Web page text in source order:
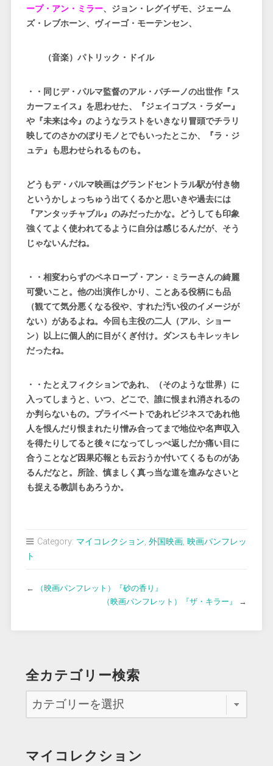
ープ・アン・ミラー、ジョン・レグイザモ、ジェーム
ズ・レブホーン、ヴィーゴ・モーテンセン、
（音楽） パトリック・ドイル
・・同じデ・パルマ監督のアル・パチーノの出世作『ス
カーフェイス』を思わせた、『ジェイコブス・ラダー』
や『未来は今』のようなラストをいきなり冒頭でチラリ
映してのさかのぼりモノとでもいったとこか、『ラ・ジ
ュテ』も思わせられるものも。
どうもデ・パルマ映画はグランドセントラル駅が付き物
というかしょっちゅう出てくるかと思いきや過去には
『アンタッチャブル』のみだったかな。どうしても印象
強くてよく使われてるように自分は感じるんだが、そう
じゃないんだね。
・・相変わらずのペネロープ・アン・ミラーさんの綺麗
可愛いこと。他の出演作しかり、ことある役柄にも品
（観てて気分悪くなる役や、すれた汚い役のイメージが
ない）があるよね。今回も主役の二人（アル、ショー
ン）以上に個人的に目がくぎ付け。ダンスもキレッキレ
だったね。
・・たとえフィクションであれ、（そのような世界）に
入ってしまうと、いつ、どこで、誰に恨まれ消されるの
か判らないもの。プライベートであれビジネスであれ他
人を恨んだり恨まれたり憎み合ってまで地位や名声収入
を得たりしてると後々になってしっぺ返しだか痛い目に
合うことなど因果応報とも云おうか付いてくるものがあ
るんだなと。所詮、慎ましく真っ当な道を進みなさいと
も捉える教訓もあろうか。
Category: マイコレクション, 外国映画, 映画パンフレッ
ト
←
（映画パンフレット）『砂の香り』
（映画パンフレット）『ザ・キラー』
→
全カテゴリー検索
マイコレクション